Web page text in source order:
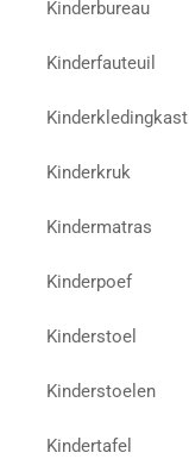
Kinderbureau
Kinderfauteuil
Kinderkledingkast
Kinderkruk
Kindermatras
Kinderpoef
Kinderstoel
Kinderstoelen
Kindertafel